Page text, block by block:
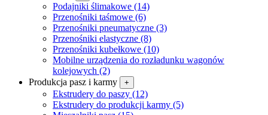
Podajniki ślimakowe (14)
Przenośniki taśmowe (6)
Przenośniki pneumatyczne (3)
Przenośniki elastyczne (8)
Przenośniki kubełkowe (10)
Mobilne urządzenia do rozładunku wagonów
kolejowych (2)
Produkcja pasz i karmy
+
Ekstrudery do paszy (12)
Ekstrudery do produkcji karmy (5)